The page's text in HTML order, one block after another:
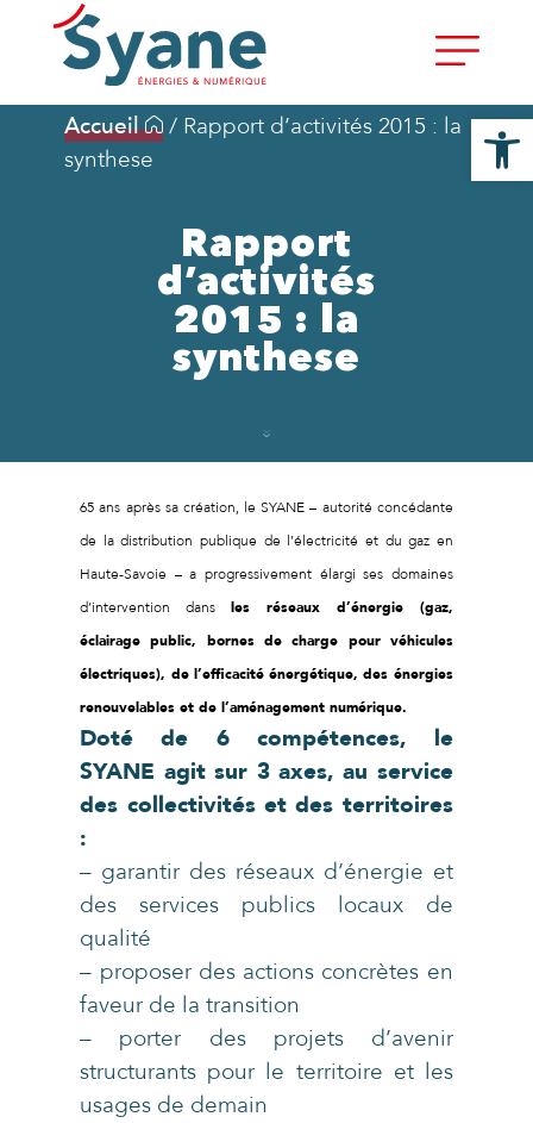
Accueil / Rapport d’activités 2015 : la
synthese
Rapport
d’activités
2015 : la
synthese
65 ans après sa création, le SYANE – autorité concédante
de la distribution publique de l’électricité et du gaz en
Haute-Savoie – a progressivement élargi ses domaines
d’intervention dansles réseaux d’énergie (gaz,
éclairage public, bornes de charge pour véhicules
électriques), de l’efficacité énergétique, des énergies
renouvelables et de l’aménagement numérique.
Doté de 6 compétences, le
SYANE agit sur 3 axes, au service
des collectivités et des territoires
:
– garantir des réseaux d’énergie et
des services publics locaux de
qualité
– proposer des actions concrètes en
faveur de la transition
– porter des projets d’avenir
structurants pour le territoire et les
usages de demain
Ouvrir